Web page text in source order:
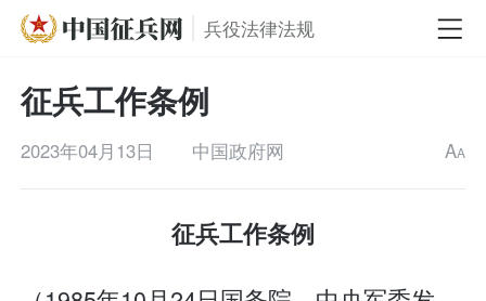
兵役法律法规
征兵工作条例
2023年04月13日 中国政府网 AA
征兵工作条例